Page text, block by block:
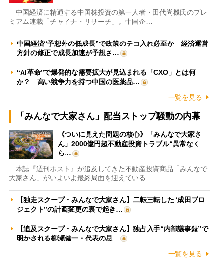
中国経済に精通する中国株投資の第一人者・田代尚機氏のプレ
ミアム連載「チャイナ・リサーチ」。中国企…
中国経済“予想外の低成長”で政策のテコ入れ必至か 経済運営
方針の修正で成長加速が予想さ…
“AI革命”で爆発的な需要拡大が見込まれる「CXO」とは何
か？ 高い競争力を持つ中国の医薬品…
一覧を見る
「みんなで大家さん」配当ストップ騒動の内幕
《ついに見えた問題の核心》「みんなで大家さ
ん」2000億円超不動産投資トラブル“異常なく
ら…
本誌『週刊ポスト』が追及してきた不動産投資商品「みんなで
大家さん」がいよいよ最終局面を迎えている…
【独走スクープ・みんなで大家さん】二転三転した“成田プロ
ジェクト”の計画変更の裏で起き…
【追及スクープ・みんなで大家さん】独占入手“内部議事録”で
明かされる柳瀬健一・代表の思…
一覧を見る